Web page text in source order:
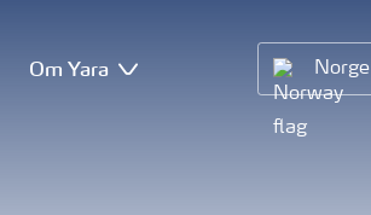
Om Yara Norge